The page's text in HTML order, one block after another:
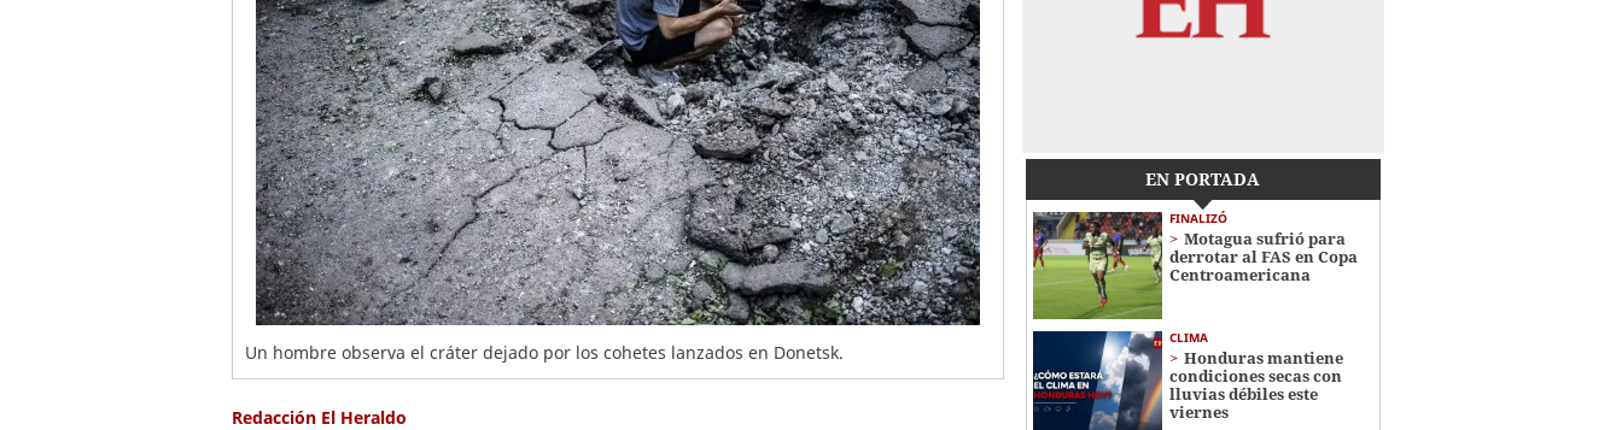
Un hombre observa el cráter dejado por los cohetes lanzados en Donetsk.
Redacción El Heraldo
EN PORTADA
FINALIZÓ
Motagua sufrió para
derrotar al FAS en Copa
Centroamericana
CLIMA
Honduras mantiene
condiciones secas con
lluvias débiles este
viernes